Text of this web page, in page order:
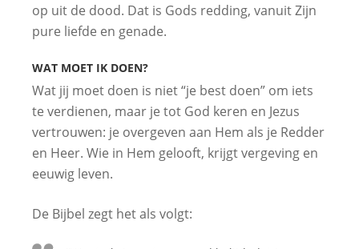
op uit de dood. Dat is Gods redding, vanuit Zijn
pure liefde en genade.
WAT MOET IK DOEN?
Wat jij moet doen is niet “je best doen” om iets
te verdienen, maar je tot God keren en Jezus
vertrouwen: je overgeven aan Hem als je Redder
en Heer. Wie in Hem gelooft, krijgt vergeving en
eeuwig leven.
De Bijbel zegt het als volgt: